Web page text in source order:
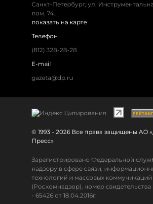
Санкт-Петербург, ул.
пом. 74.
показать на карте
Телефон
(812) 328-28-28
E-mail
gazeta@dp.ru
© 1993 - 2026 Все права защищены АО
Пресс»
Зарегистрировано Федеральной
надзору в сфере связи,
технологий и массовых коммуникаций
(Роскомнадзор), номер
- 65426 от 18.04.2016г.